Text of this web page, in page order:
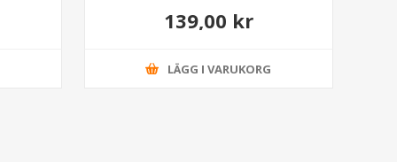
139,00 kr
LÄGG I VARUKORG